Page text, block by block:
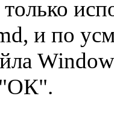
только
и по
"ОК".